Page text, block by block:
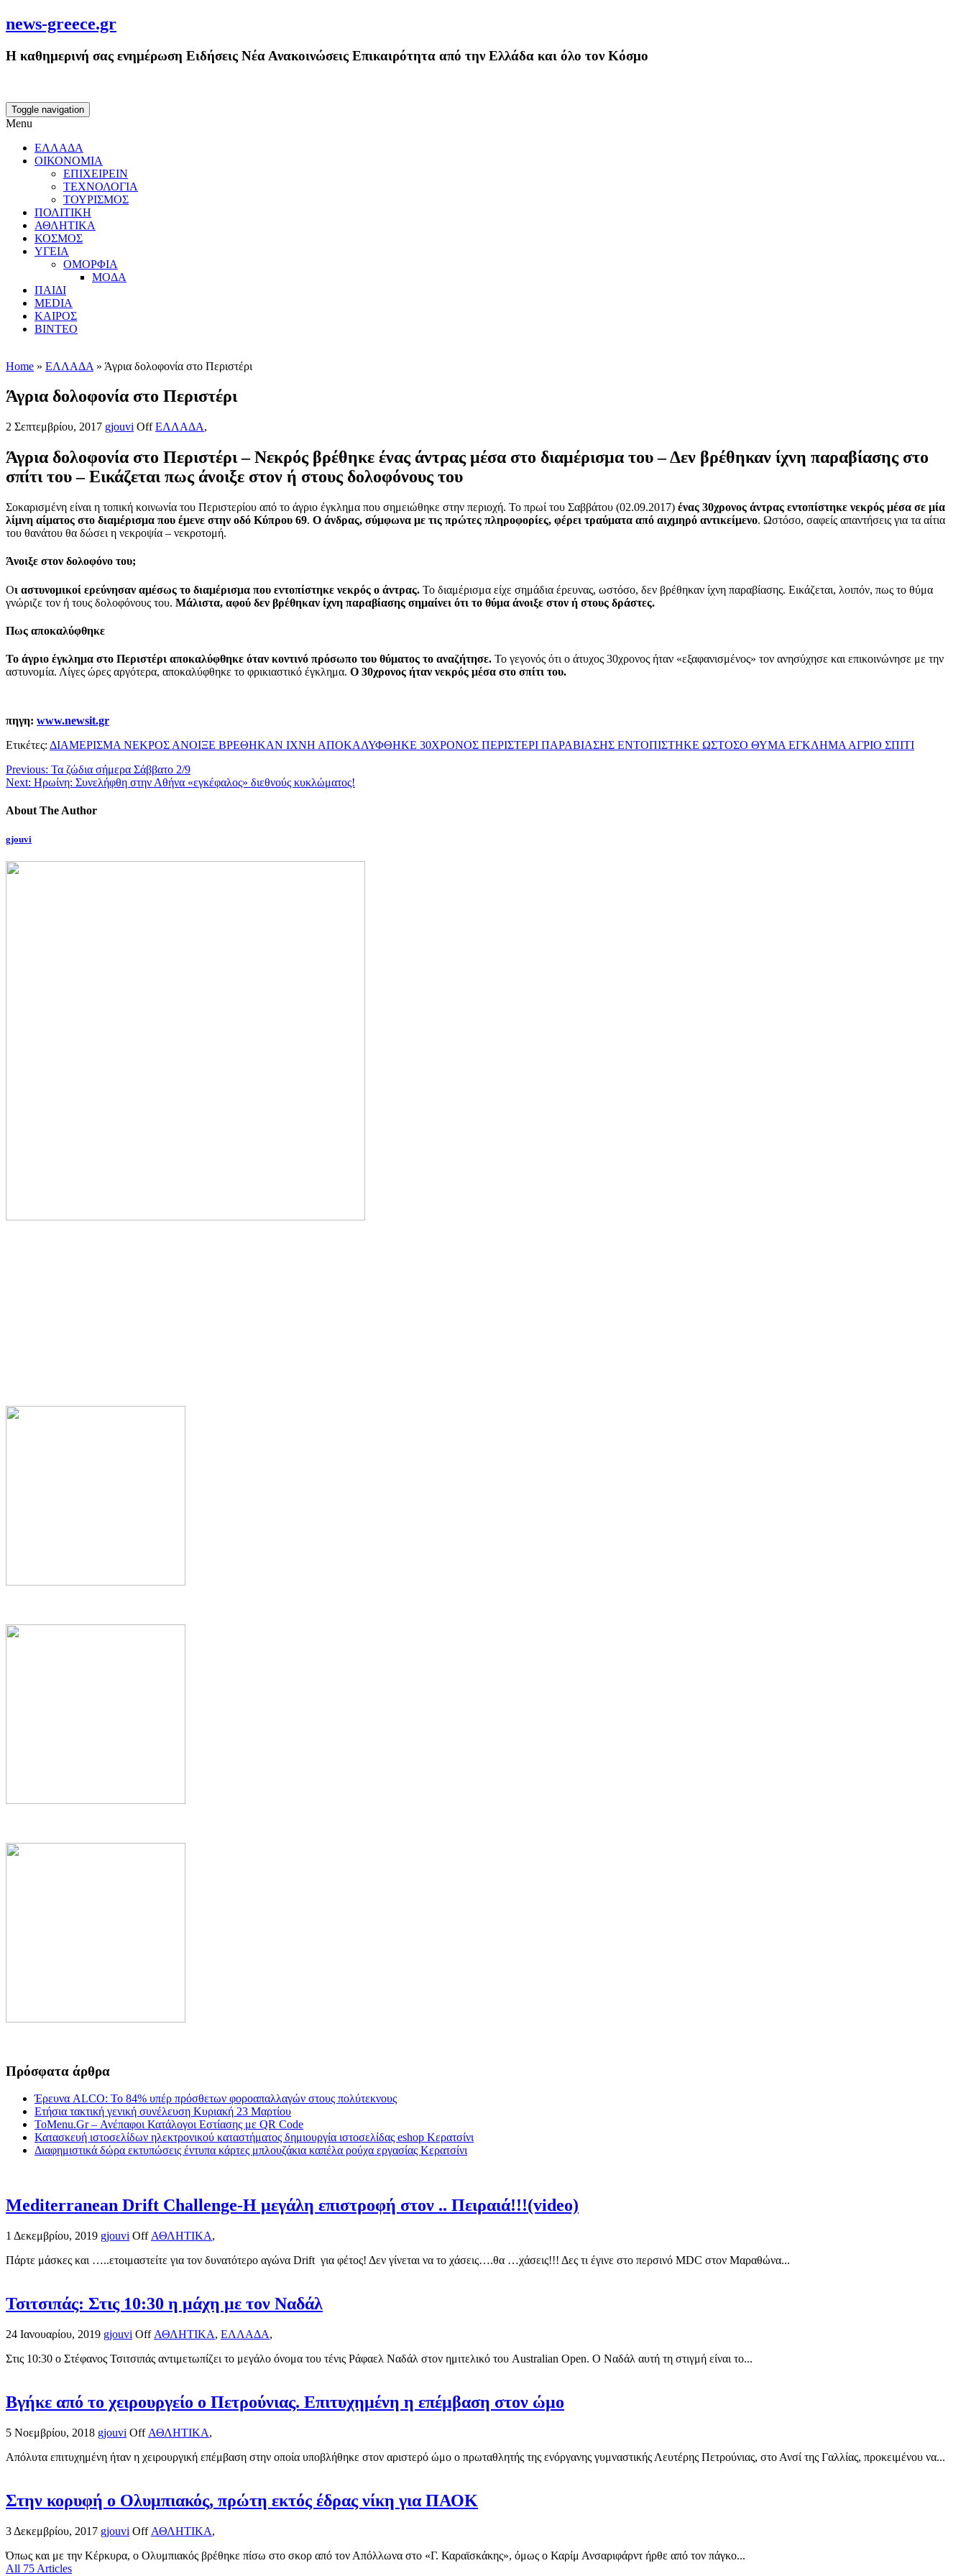
news-greece.gr
Η καθημερινή σας ενημέρωση Ειδήσεις Νέα Ανακοινώσεις Επικαιρότητα από την Ελλάδα και όλο τον Κόσμο
Toggle navigation
Menu
ΕΛΛΑΔΑ
ΟΙΚΟΝΟΜΙΑ
ΕΠΙΧΕΙΡΕΙΝ
ΤΕΧΝΟΛΟΓΙΑ
ΤΟΥΡΙΣΜΟΣ
ΠΟΛΙΤΙΚΗ
ΑΘΛΗΤΙΚΑ
ΚΟΣΜΟΣ
ΥΓΕΙΑ
ΟΜΟΡΦΙΑ
ΜΟΔΑ
ΠΑΙΔΙ
MEDIA
ΚΑΙΡΟΣ
ΒΙΝΤΕΟ
Home » ΕΛΛΑΔΑ » Άγρια δολοφονία στο Περιστέρι
Άγρια δολοφονία στο Περιστέρι
2 Σεπτεμβρίου, 2017 gjouvi Off ΕΛΛΑΔΑ,
Άγρια δολοφονία στο Περιστέρι – Νεκρός βρέθηκε ένας άντρας μέσα στο διαμέρισμα του – Δεν βρέθηκαν ίχνη παραβίασης στο
σπίτι του – Εικάζεται πως άνοιξε στον ή στους δολοφόνους του
Σοκαρισμένη είναι η τοπική κοινωνία του Περιστερίου από το άγριο έγκλημα που σημειώθηκε στην περιοχή. Το πρωί του Σαββάτου (02.09.2017) ένας 30χρονος άντρας εντοπίστηκε νεκρός μέσα σε μία
λίμνη αίματος στο διαμέρισμα που έμενε στην οδό Κύπρου 69. Ο άνδρας, σύμφωνα με τις πρώτες πληροφορίες, φέρει τραύματα από αιχμηρό αντικείμενο. Ωστόσο, σαφείς απαντήσεις για τα αίτια
του θανάτου θα δώσει η νεκροψία – νεκροτομή.
Άνοιξε στον δολοφόνο του;
Οι αστυνομικοί ερεύνησαν αμέσως το διαμέρισμα που εντοπίστηκε νεκρός ο άντρας. Το διαμέρισμα είχε σημάδια έρευνας, ωστόσο, δεν βρέθηκαν ίχνη παραβίασης. Εικάζεται, λοιπόν, πως το θύμα
γνώριζε τον ή τους δολοφόνους του. Μάλιστα, αφού δεν βρέθηκαν ίχνη παραβίασης σημαίνει ότι το θύμα άνοιξε στον ή στους δράστες.
Πως αποκαλύφθηκε
Το άγριο έγκλημα στο Περιστέρι αποκαλύφθηκε όταν κοντινό πρόσωπο του θύματος το αναζήτησε. Το γεγονός ότι ο άτυχος 30χρονος ήταν «εξαφανισμένος» τον ανησύχησε και επικοινώνησε με την
αστυνομία. Λίγες ώρες αργότερα, αποκαλύφθηκε το φρικιαστικό έγκλημα. Ο 30χρονος ήταν νεκρός μέσα στο σπίτι του.
πηγη: www.newsit.gr
Ετικέτες: ΔΙΑΜΕΡΙΣΜΑ ΝΕΚΡΟΣ ΑΝΟΙΞΕ ΒΡΕΘΗΚΑΝ ΙΧΝΗ ΑΠΟΚΑΛΥΦΘΗΚΕ 30ΧΡΟΝΟΣ ΠΕΡΙΣΤΕΡΙ ΠΑΡΑΒΙΑΣΗΣ ΕΝΤΟΠΙΣΤΗΚΕ ΩΣΤΟΣΟ ΘΥΜΑ ΕΓΚΛΗΜΑ ΑΓΡΙΟ ΣΠΙΤΙ
Previous: Τα ζώδια σήμερα Σάββατο 2/9
Next: Ηρωίνη: Συνελήφθη στην Αθήνα «εγκέφαλος» διεθνούς κυκλώματος!
About The Author
gjouvi
Πρόσφατα άρθρα
Έρευνα ALCO: Το 84% υπέρ πρόσθετων φοροαπαλλαγών στους πολύτεκνους
Ετήσια τακτική γενική συνέλευση Κυριακή 23 Μαρτίου
ToMenu.Gr – Ανέπαφοι Κατάλογοι Εστίασης με QR Code
Κατασκευή ιστοσελίδων ηλεκτρονικού καταστήματος δημιουργία ιστοσελίδας eshop Κερατσίνι
Διαφημιστικά δώρα εκτυπώσεις έντυπα κάρτες μπλουζάκια καπέλα ρούχα εργασίας Κερατσίνι
Mediterranean Drift Challenge-Η μεγάλη επιστροφή στον .. Πειραιά!!!(video)
1 Δεκεμβρίου, 2019 gjouvi Off ΑΘΛΗΤΙΚΑ,
Πάρτε μάσκες και …..ετοιμαστείτε για τον δυνατότερο αγώνα Drift για φέτος! Δεν γίνεται να το χάσεις….θα …χάσεις!!! Δες τι έγινε στο περσινό MDC στον Μαραθώνα...
Τσιτσιπάς: Στις 10:30 η μάχη με τον Ναδάλ
24 Ιανουαρίου, 2019 gjouvi Off ΑΘΛΗΤΙΚΑ, ΕΛΛΑΔΑ,
Στις 10:30 ο Στέφανος Τσιτσιπάς αντιμετωπίζει το μεγάλο όνομα του τένις Ράφαελ Ναδάλ στον ημιτελικό του Australian Open. Ο Ναδάλ αυτή τη στιγμή είναι το...
Βγήκε από το χειρουργείο ο Πετρούνιας. Επιτυχημένη η επέμβαση στον ώμο
5 Νοεμβρίου, 2018 gjouvi Off ΑΘΛΗΤΙΚΑ,
Απόλυτα επιτυχημένη ήταν η χειρουργική επέμβαση στην οποία υποβλήθηκε στον αριστερό ώμο ο πρωταθλητής της ενόργανης γυμναστικής Λευτέρης Πετρούνιας, στο Ανσί της Γαλλίας, προκειμένου να...
Στην κορυφή ο Ολυμπιακός, πρώτη εκτός έδρας νίκη για ΠΑΟΚ
3 Δεκεμβρίου, 2017 gjouvi Off ΑΘΛΗΤΙΚΑ,
Όπως και με την Κέρκυρα, ο Ολυμπιακός βρέθηκε πίσω στο σκορ από τον Απόλλωνα στο «Γ. Καραϊσκάκης», όμως ο Καρίμ Ανσαριφάρντ ήρθε από τον πάγκο...
All 75 Articles